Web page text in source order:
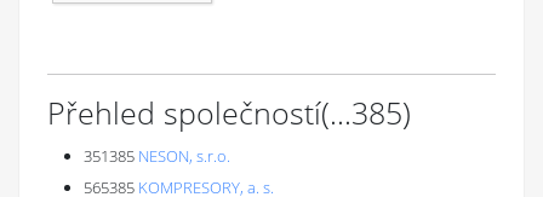
Přehled společností(...385)
351385 NESON, s.r.o.
565385 KOMPRESORY, a. s.